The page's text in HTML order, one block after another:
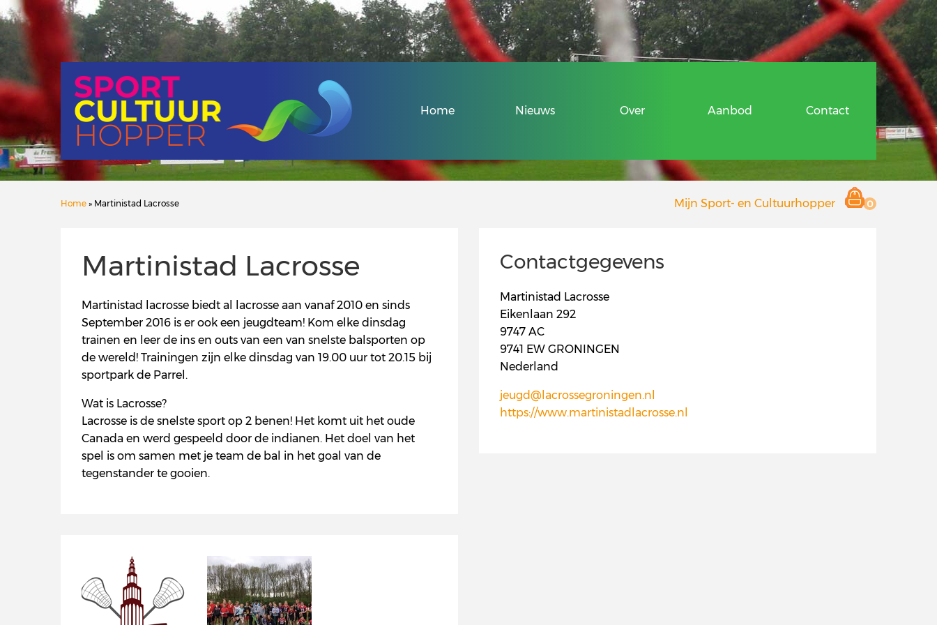
Veel gestelde vragen
Home Nieuws Over
Over de Sport- en Cultuurhopper
Uniek Sporten Hopper
Veel gestelde vragen
Aanbod Contact
Home » Martinistad Lacrosse Mijn Sport- en Cultuurhopper 0
Martinistad Lacrosse
Martinistad lacrosse biedt al lacrosse aan vanaf 2010 en sinds
September 2016 is er ook een jeugdteam! Kom elke dinsdag
trainen en leer de ins en outs van een van snelste balsporten op
de wereld! Trainingen zijn elke dinsdag van 19.00 uur tot 20.15 bij
sportpark de Parrel.
Wat is Lacrosse?
Lacrosse is de snelste sport op 2 benen! Het komt uit het oude
Canada en werd gespeeld door de indianen. Het doel van het
spel is om samen met je team de bal in het goal van de
tegenstander te gooien.
Contactgegevens
Martinistad Lacrosse
Eikenlaan 292
9747 AC
9741 EW GRONINGEN
Nederland
jeugd@lacrossegroningen.nl
https://www.martinistadlacrosse.nl